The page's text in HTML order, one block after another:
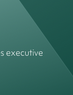
executive